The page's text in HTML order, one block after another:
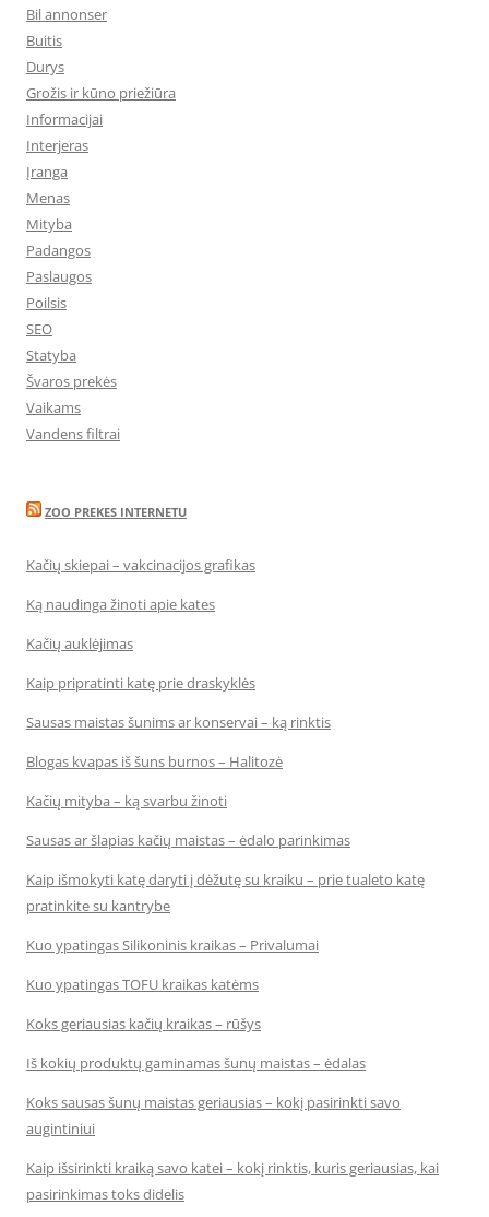
Bil annonser
Buitis
Durys
Grožis ir kūno priežiūra
Informacijai
Interjeras
Įranga
Menas
Mityba
Padangos
Paslaugos
Poilsis
SEO
Statyba
Švaros prekės
Vaikams
Vandens filtrai
ZOO PREKES INTERNETU
Kačių skiepai – vakcinacijos grafikas
Ką naudinga žinoti apie kates
Kačių auklėjimas
Kaip pripratinti katę prie draskyklės
Sausas maistas šunims ar konservai – ką rinktis
Blogas kvapas iš šuns burnos – Halitozė
Kačių mityba – ką svarbu žinoti
Sausas ar šlapias kačių maistas – ėdalo parinkimas
Kaip išmokyti katę daryti į dėžutę su kraiku – prie tualeto katę
pratinkite su kantrybe
Kuo ypatingas Silikoninis kraikas – Privalumai
Kuo ypatingas TOFU kraikas katėms
Koks geriausias kačių kraikas – rūšys
Iš kokių produktų gaminamas šunų maistas – ėdalas
Koks sausas šunų maistas geriausias – kokį pasirinkti savo
augintiniui
Kaip išsirinkti kraiką savo katei – kokį rinktis, kuris geriausias, kai
pasirinkimas toks didelis